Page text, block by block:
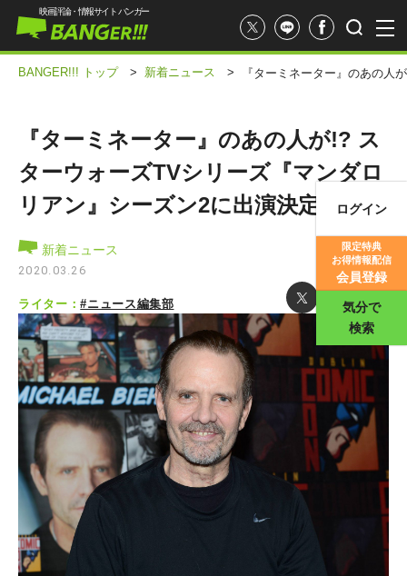
映画評論・情報サイト バンガー
ログイン
限定特典
お得情報配信
会員登録
気分で
検索
BANGER!!! トップ > 新着ニュース > 『ターミネーター』のあの人
『ターミネーター』のあの人が!? ス
ターウォーズTVシリーズ『マンダロ
リアン』シーズン2に出演決定！
新着ニュース
2020.03.26
ライター：#ニュース編集部